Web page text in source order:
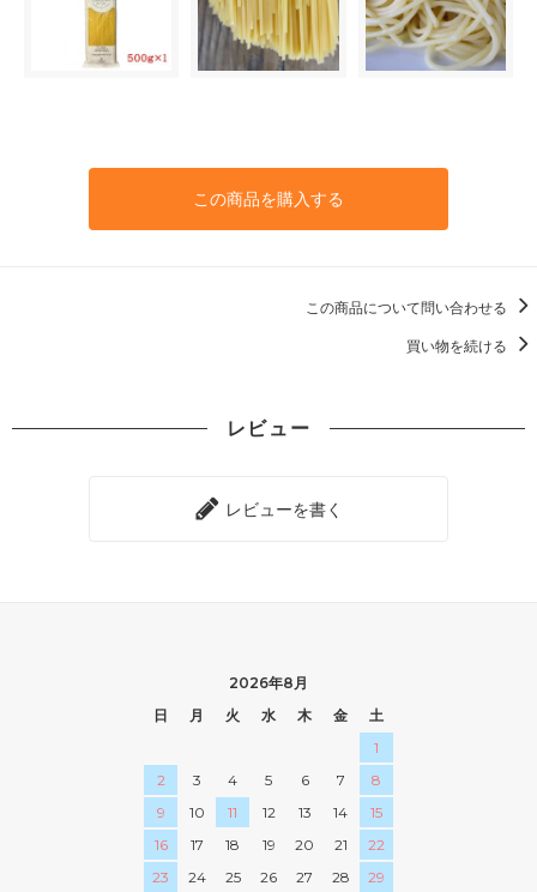
この商品を購入する
この商品について問い合わせる
買い物を続ける
レビュー
レビューを書く
2026年8月
日
月 火 水 木 金
土
1
2
3 4 5 6 7
8
9
10 11 12 13 14
15
16
17 18 19 20 21
22
23
24 25 26 27 28
29